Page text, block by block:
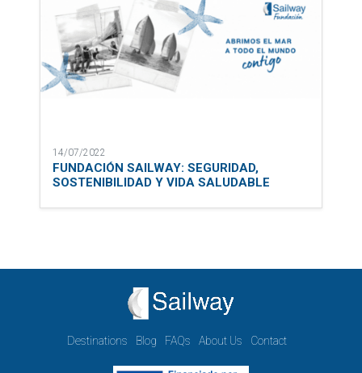
14/07/2022
FUNDACIÓN SAILWAY: SEGURIDAD,
SOSTENIBILIDAD Y VIDA SALUDABLE
Destinations Blog FAQs About Us Contact